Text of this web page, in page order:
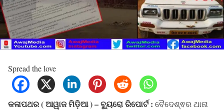
Spread the love
କଳାପଥର ( ଆୱାଜ ମିଡ଼ିଆ ) – ବ୍ୟୁରୋ ରିପୋର୍ଟ : ବୈଦେଶ୍ଵର ଥାନା